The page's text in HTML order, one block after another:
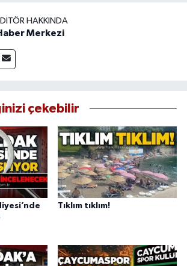
HAKKINDA
Merkezi
çekebilir
Tıklım tıklım!